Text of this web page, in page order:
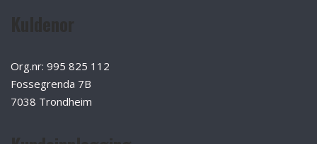
Org.nr: 995 825 112
Fossegrenda 7B
7038 Trondheim